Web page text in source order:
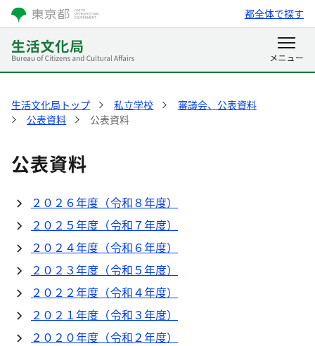
都全体で探す
生活文化局トップ 私立学校
審議会、公表資料
公表資料
公表資料
公表資料
２０２６年度（令和８年度）
２０２５年度（令和７年度）
２０２４年度（令和６年度）
２０２３年度（令和５年度）
２０２２年度（令和４年度）
２０２１年度（令和３年度）
２０２０年度（令和２年度）